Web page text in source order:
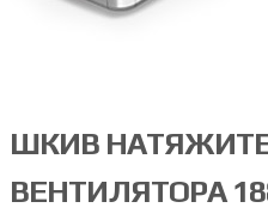
ШКИВ
ВЕНТИЛЯТОРА